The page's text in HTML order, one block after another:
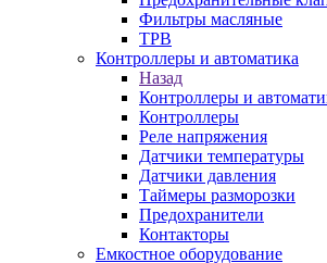
Фильтры масляные
ТРВ
Контроллеры и автоматика
Назад
Контроллеры и
Контроллеры
Реле напряжения
Датчики температуры
Датчики давления
Таймеры разморозки
Предохранители
Контакторы
Емкостное оборудование